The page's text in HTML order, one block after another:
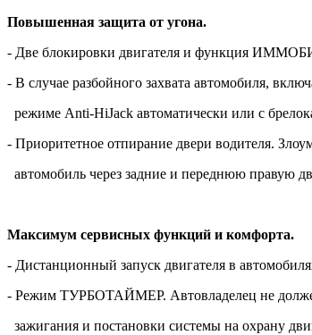
Повышенная защита от угона.
- Две блокировки двигателя и функция
- В случае разбойного захвата автомобиля,
режиме Anti-HiJack автоматически или с
- Приоритетное отпирание двери водителя.
автомобиль через задние и переднюю правую
Максимум сервисных функций и комфорта.
- Дистанционный запуск двигателя в
- Режим ТУРБОТАЙМЕР. Автовладелец не
зажигания и постановки системы на охрану